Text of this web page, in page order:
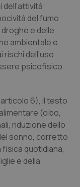
Ulcerosa
del fumo
e delle
ambientale e
dell’uso
psicofisico
6), il testo
(cibo,
riduzione dello
sonno, corretto
quotidiana,
e della